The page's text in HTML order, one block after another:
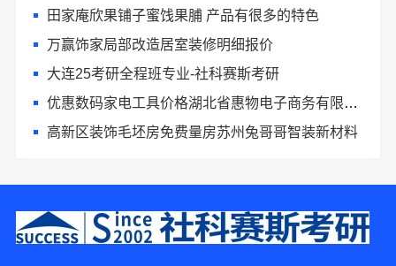
田家庵欣果铺子蜜饯果脯 产品有很多的特色
万赢饰家局部改造居室装修明细报价
大连25考研全程班专业-社科赛斯考研
优惠数码家电工具价格湖北省惠物电子商务有限公司
高新区装饰毛坯房免费量房苏州兔哥哥智装新材料
5分钟前 田女士 正在咨询